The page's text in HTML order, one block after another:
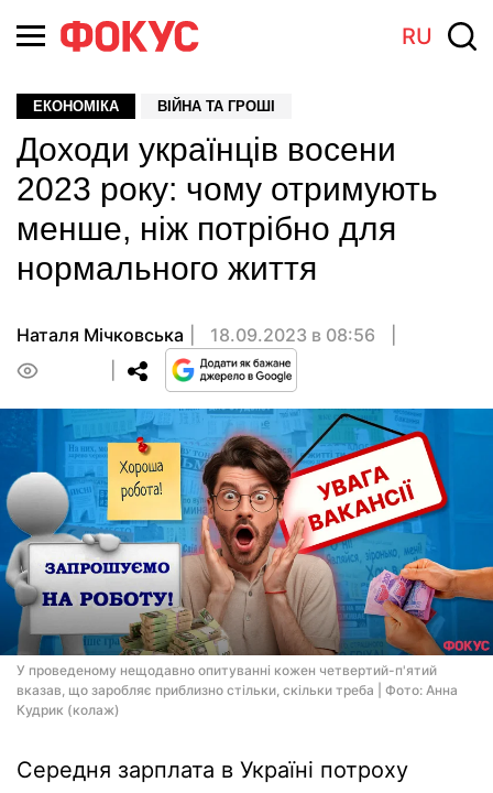
RU
ЕКОНОМІКА ВІЙНА ТА ГРОШІ
Доходи українців восени
2023 року: чому отримують
менше, ніж потрібно для
нормального життя
Наталя Мічковська
18.09.2023 в 08:56
У проведеному нещодавно опитуванні кожен четвертий-п'ятий
вказав, що заробляє приблизно стільки, скільки треба | Фото: Анна
Кудрик (колаж)
Середня зарплата в Україні потроху